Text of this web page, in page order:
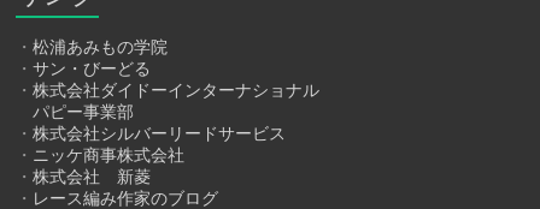
・松浦あみもの学院
・サン・びーどる
・株式会社ダイドーインターナショナル
パピー事業部
・株式会社シルバーリードサービス
・ ニッケ商事株式会社
・株式会社 新菱
・ レース編み作家のブログ